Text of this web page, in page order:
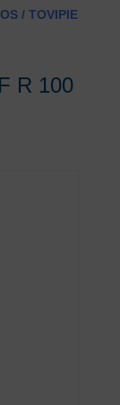
/ TOVIPIE
R 100